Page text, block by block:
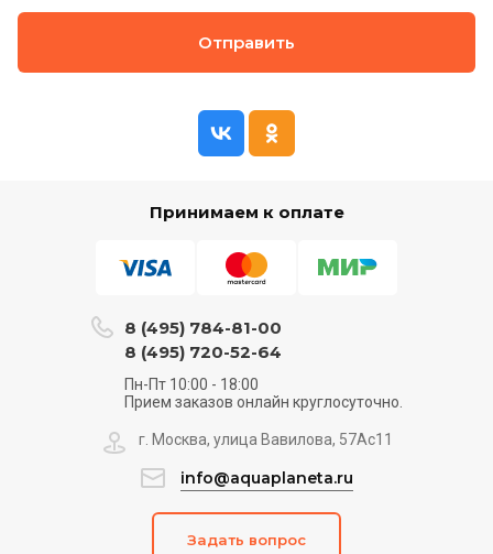
Отправить
Принимаем к оплате
8 (495) 784-81-00
8 (495) 720-52-64
Пн-Пт 10:00 - 18:00
Прием заказов онлайн круглосуточно.
г. Москва, улица Вавилова, 57Ас11
info@aquaplaneta.ru
Задать вопрос